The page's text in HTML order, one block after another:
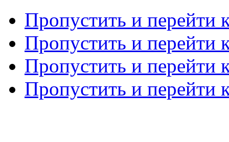
Пропустить и перейти
Пропустить и перейти
Пропустить и перейти
Пропустить и перейти